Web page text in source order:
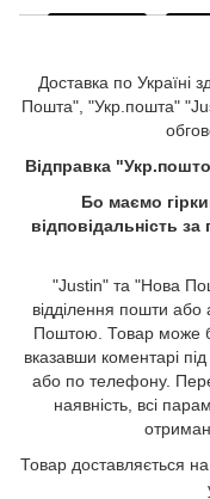
Доставка по Україні
Пошта", "Укр.пошта"
Відправка
Бо маємо
відповідальність
"Justin" та "Нова
відділення пошти
Поштою. Товар може
вказавши коментарі
або по телефону.
наявність, всі
Товар доставляється